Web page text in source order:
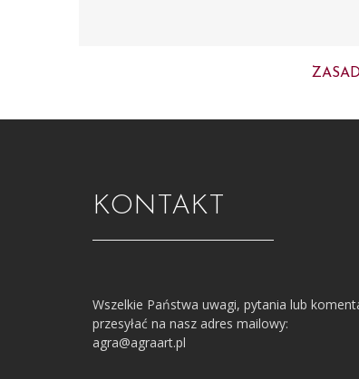
KONTAKT
Wszelkie Państwa uwagi, pytania lub
przesyłać na nasz adres mailowy:
agra@agraart.pl